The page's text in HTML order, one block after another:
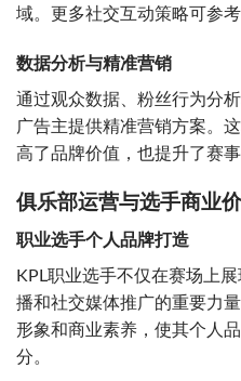
域。更多社交互动策略可参考
数据分析与精准营销
通过观众数据、粉丝行为分
广告主提供精准营销方案。
高了品牌价值，也提升了赛事
俱乐部运营与选手商业
职业选手个人品牌打造
KPL职业选手不仅在赛场上
播和社交媒体推广的重要力
形象和商业素养，使其个人
分。